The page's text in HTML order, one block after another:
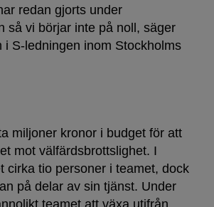
redan gjorts under
så vi börjar inte på noll, säger
i S-ledningen inom Stockholms
miljoner kronor i budget för att
mot välfärdsbrottslighet. I
cirka tio personer i teamet, dock
på delar av sin tjänst. Under
teamet att växa utifrån